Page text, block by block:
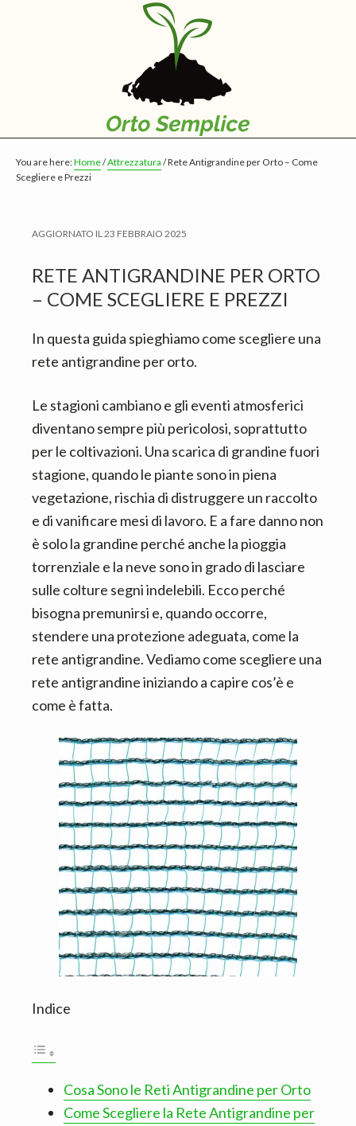
a
c
o
n
e
n
r
a
r
y
i
d
b
a
r
o
e
r
You are here:Home/Attrezzatura /Rete Antigrandine per Orto – Come
Scegliere e Prezzi
AGGIORNATO IL23 FEBBRAIO 2025
RETE ANTIGRANDINE PER ORTO
– COME SCEGLIERE E PREZZI
In questa guida spieghiamo come scegliere una
rete antigrandine per orto.
Le stagioni cambiano e gli eventi atmosferici
diventano sempre più pericolosi, soprattutto
per le coltivazioni. Una scarica di grandine fuori
stagione, quando le piante sono in piena
vegetazione, rischia di distruggere un raccolto
e di vanificare mesi di lavoro. E a fare danno non
è solo la grandine perché anche la pioggia
torrenziale e la neve sono in grado di lasciare
sulle colture segni indelebili. Ecco perché
bisogna premunirsi e, quando occorre,
stendere una protezione adeguata, come la
rete antigrandine. Vediamo come scegliere una
rete antigrandine iniziando a capire cos’è e
come è fatta.
Indice
Cosa Sono le Reti Antigrandine per Orto
Come Scegliere la Rete Antigrandine per